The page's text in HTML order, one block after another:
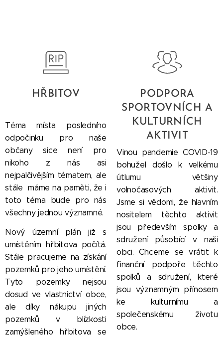
HŘBITOV
Téma místa posledního
odpočinku pro naše
občany sice není pro
nikoho z nás asi
nejpalčivějším tématem, ale
stále máme na paměti, že i
toto téma bude pro nás
všechny jednou významné.
Nový územní plán již s
umístěním hřbitova počítá.
Stále pracujeme na získání
pozemků pro jeho umístění.
Tyto pozemky nejsou
dosud ve vlastnictví obce,
ale díky nákupu jiných
pozemků v blízkosti
zamýšleného hřbitova se
PODPORA
SPORTOVNÍCH A
KULTURNÍCH
AKTIVIT
Vinou pandemie COVID-19
bohužel došlo k velkému
útlumu většiny
volnočasových aktivit.
Jsme si vědomi, že hlavním
nositelem těchto aktivit
jsou především spolky a
sdružení působící v naší
obci. Chceme se vrátit k
finanční podpoře těchto
spolků a sdružení, které
jsou významným přínosem
ke kulturnímu a
společenskému životu
obce.